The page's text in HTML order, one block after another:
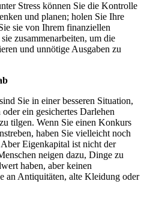
Stress können Sie die Kontrolle
und planen; holen Sie Ihre
sie von Ihrem finanziellen
zusammenarbeiten, um die
und unnötige Ausgaben zu
Sie in einer besseren Situation,
ein gesichertes Darlehen
tilgen. Wenn Sie einen Konkurs
haben Sie vielleicht noch
Eigenkapital ist nicht der
neigen dazu, Dinge zu
haben, aber keinen
an Antiquitäten, alte Kleidung oder